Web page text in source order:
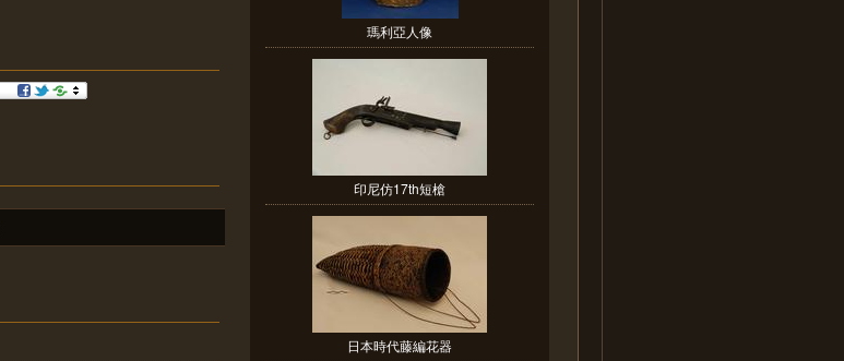
瑪利亞人像
印尼仿17th短槍
日本時代藤編花器